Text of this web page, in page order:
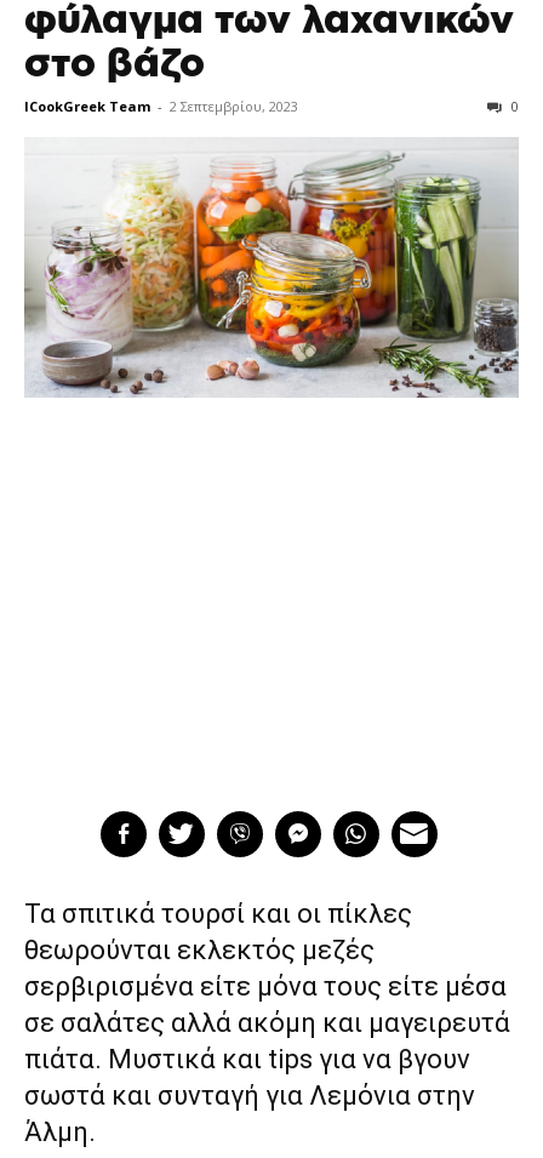
φύλαγμα των λαχανικών
στο βάζο
ICookGreek Team - 2 Σεπτεμβρίου, 2023 0
Τα σπιτικά τουρσί και οι πίκλες
θεωρούνται εκλεκτός μεζές
σερβιρισμένα είτε μόνα τους είτε μέσα
σε σαλάτες αλλά ακόμη και μαγειρευτά
πιάτα. Μυστικά και tips για να βγουν
σωστά και συνταγή για Λεμόνια στην
Άλμη.